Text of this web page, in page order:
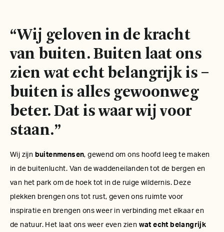
“Wij geloven in de kracht
van buiten. Buiten laat ons
zien wat echt belangrijk is –
buiten is alles gewoonweg
beter. Dat is waar wij voor
staan.”
Wij zijn buitenmensen, gewend om ons hoofd leeg te maken
in de buitenlucht. Van de waddeneilanden tot de bergen en
van het park om de hoek tot in de ruige wildernis. Deze
plekken brengen ons tot rust, geven ons ruimte voor
inspiratie en brengen ons weer in verbinding met elkaar en
de natuur. Het laat ons weer even zien wat echt belangrijk